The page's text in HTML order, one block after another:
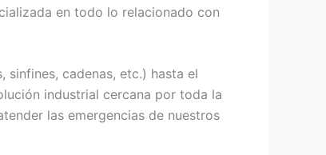
en todo lo relacionado con
cadenas, etc.) hasta el
industrial cercana por toda la
las emergencias de nuestros